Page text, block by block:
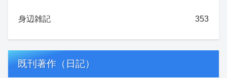
身辺雑記 353
既刊著作（日記）